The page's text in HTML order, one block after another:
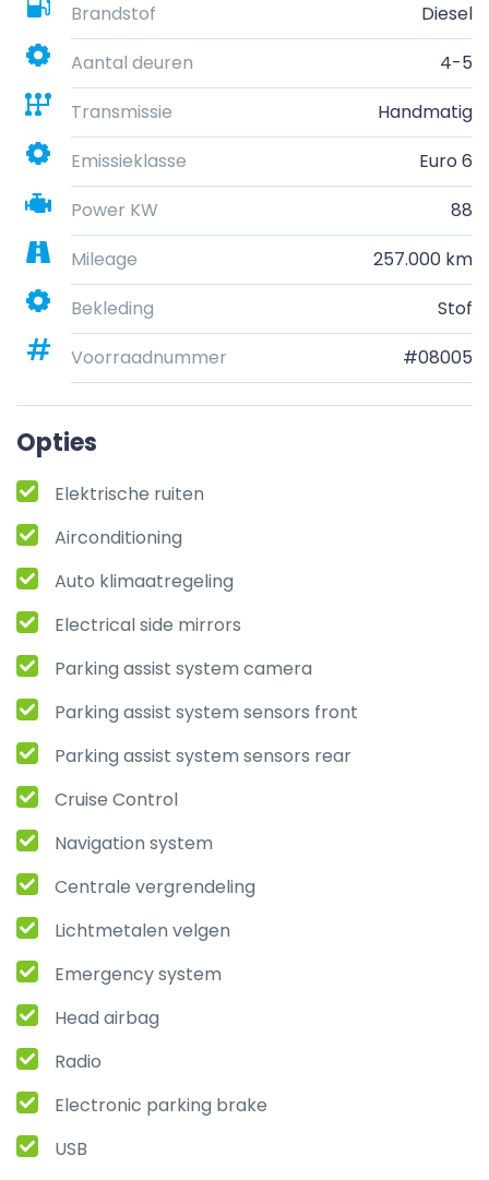
Brandstof
Diesel
Aantal deuren
4-5
Transmissie
Handmatig
Emissieklasse
Euro 6
Power KW
88
Mileage
257.000 km
Bekleding
Stof
Voorraadnummer
#08005
Opties
Elektrische ruiten
Airconditioning
Auto klimaatregeling
Electrical side mirrors
Parking assist system camera
Parking assist system sensors front
Parking assist system sensors rear
Cruise Control
Navigation system
Centrale vergrendeling
Lichtmetalen velgen
Emergency system
Head airbag
Radio
Electronic parking brake
USB